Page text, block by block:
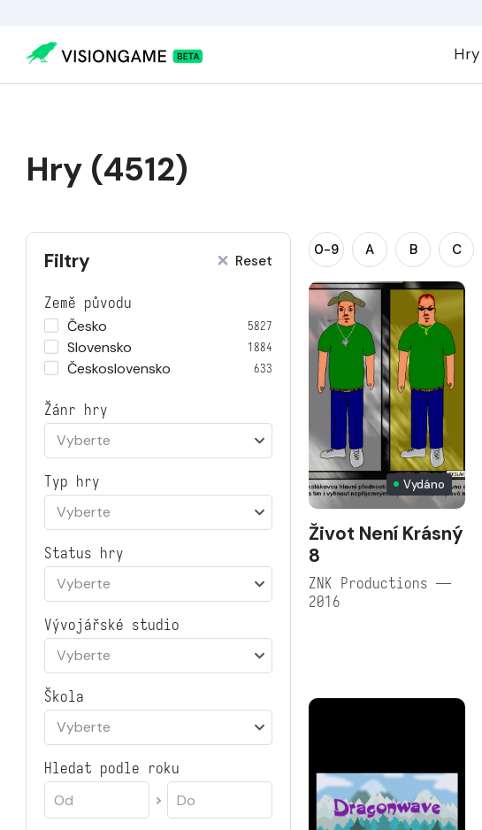
Hry
Hry (4512)
Filtry Reset
Země původu
Česko
5827
Slovensko 1884
Československo 633
Žánr hry
Vyberte
Typ hry
Vyberte
Status hry
Vyberte
Vývojářské studio
Vyberte
Škola
Vyberte
Hledat podle roku
0-9 A B C
Vydáno
Život Není Krásný
8
ZNK Productions —
2016